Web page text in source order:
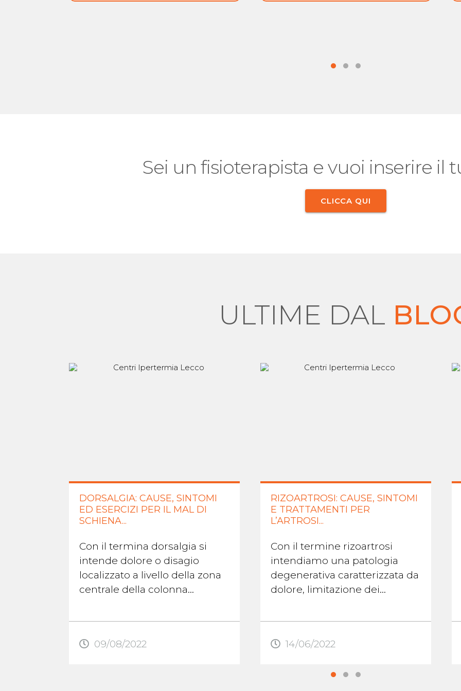
Sei un fisioterapista e vuoi inserire il
CLICCA QUI
ULTIME DAL
DORSALGIA: CAUSE, SINTOMI
ED ESERCIZI PER IL MAL DI
SCHIENA...
Con il termina dorsalgia si
intende dolore o disagio
localizzato a livello della zona
centrale della colonna
tra le scapole. Questo dolore,
09/08/2022
RIZOARTROSI: CAUSE, SINTOMI
E TRATTAMENTI PER
L’ARTROSI...
Con il termine rizoartrosi
intendiamo una patologia
degenerativa caratterizzata da
dolore, limitazione dei
deformità a livello
14/06/2022